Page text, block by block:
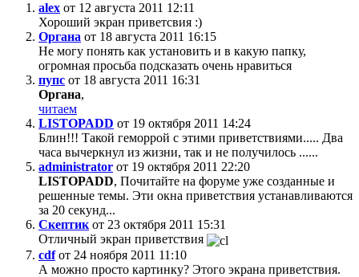
alex от 12 августа 2011 12:11
Хороший экран приветсвия :)
Органа от 18 августа 2011 16:15
Не могу понять как установить и в какую папку,
огромная просьба подсказать очень нравиться
пупс от 18 августа 2011 16:31
Органа,
читаем
LISTOPADD от 19 октября 2011 14:24
Блин!!! Такой геморрой с этими приветствиями..... Два
часа вычеркнул из жизни, так и не получилось ......
administrator от 19 октября 2011 22:20
LISTOPADD, Почитайте на форуме уже созданные и
решенные темы. Эти окна приветствия устанавливаются
за 20 секунд...
Скептик от 23 октября 2011 15:31
Отличный экран приветствия
cdf от 24 ноября 2011 11:10
А можно просто картинку? Этого экрана приветствия.